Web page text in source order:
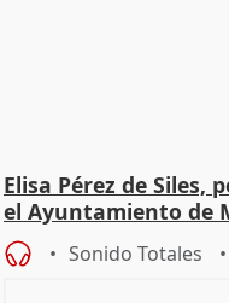
Elisa Pérez de Siles,
el Ayuntamiento de
Sonido Totales